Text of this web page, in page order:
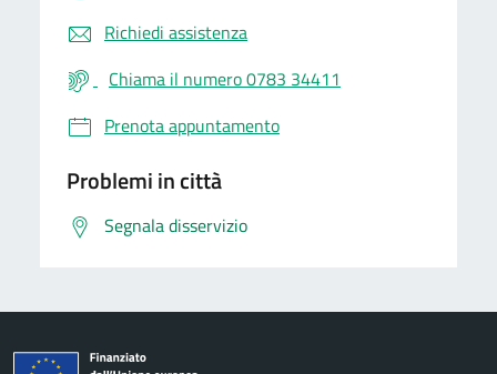
Richiedi assistenza
Chiama il numero 0783 34411
Prenota appuntamento
Problemi in città
Segnala disservizio